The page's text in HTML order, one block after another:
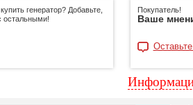
генератор? Добавьте,
остальными!
Покупатель!
Ваше